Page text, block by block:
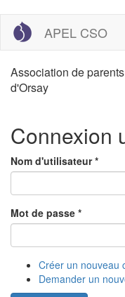
contenu
APEL CSO
Association de
d'Orsay
Connexion
Nom d'utilisateur*
Mot de passe *
Créer un nouveau
Demander un